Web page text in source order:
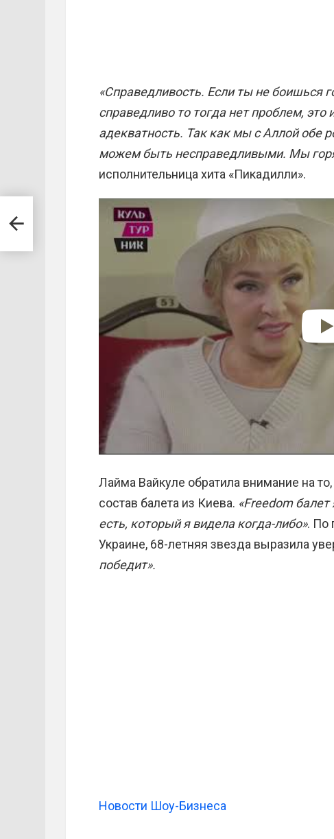
«Справедливость. Если ты не боишься
справедливо то тогда нет проблем, это
адекватность. Так как мы с Аллой обе
можем быть несправедливыми. Мы
исполнительница хита «Пикадилли».
Лайма Вайкуле обратила внимание на
состав балета из Киева. «Freedom
есть, который я видела когда-либо». По
Украине, 68-летняя звезда выразила
победит».
Новости Шоу-Бизнеса